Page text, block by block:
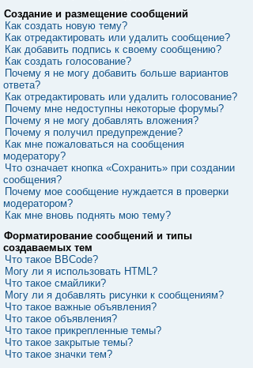
Создание и размещение сообщений
Как создать новую тему?
Как отредактировать или удалить сообщение?
Как добавить подпись к своему сообщению?
Как создать голосование?
Почему я не могу добавить больше вариантов
ответа?
Как отредактировать или удалить голосование?
Почему мне недоступны некоторые форумы?
Почему я не могу добавлять вложения?
Почему я получил предупреждение?
Как мне пожаловаться на сообщения
модератору?
Что означает кнопка «Сохранить» при создании
сообщения?
Почему мое сообщение нуждается в проверки
модератором?
Как мне вновь поднять мою тему?
Форматирование сообщений и типы
создаваемых тем
Что такое BBCode?
Могу ли я использовать HTML?
Что такое смайлики?
Могу ли я добавлять рисунки к сообщениям?
Что такое важные объявления?
Что такое объявления?
Что такое прикрепленные темы?
Что такое закрытые темы?
Что такое значки тем?